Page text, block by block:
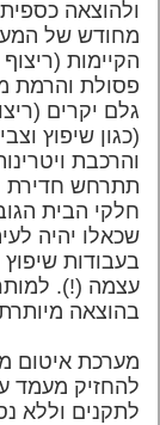
ולהוצאה
מחודש של
הקיימות
פסולת והרמת
גלם יקרים
(כגון שיפוץ
והרכבת
תתרחש חדירת
חלקי הבית
שכאלו יהיה
בעבודות
עצמה (!).
בהוצאה
מערכת איטום
להחזיק מעמד
לתקנים וללא